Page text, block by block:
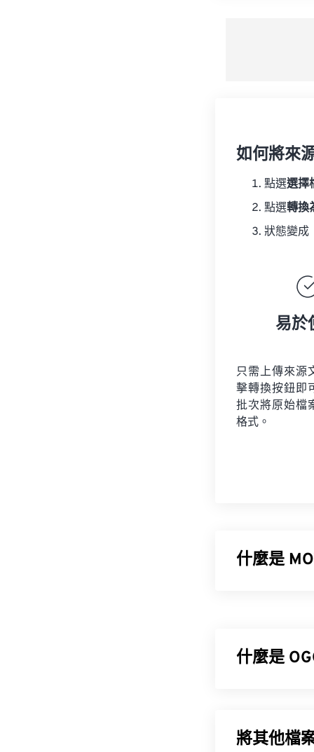
如何將來
點選選擇
點選轉換
狀態變成
易於
只需上傳來源
擊轉換按鈕即
批次將原始檔
格式。
什麼是
預設情況下，
什麼是
包含元資料以
將其他檔